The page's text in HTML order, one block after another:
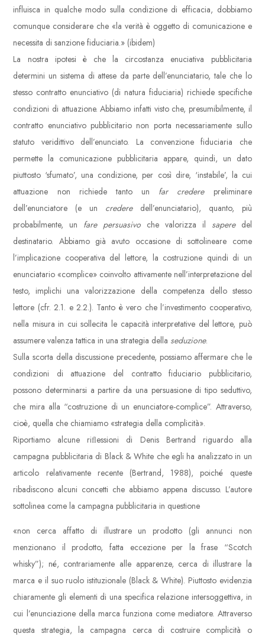
influisca in qualche modo sulla condizione di efficacia, dobbiamo
comunque considerare che «la verità è oggetto di comunicazione e
necessita di sanzione fiduciaria.» (ibidem)
La nostra ipotesi è che la circostanza enuciativa pubblicitaria
determini un sistema di attese da parte dell’enunciatario, tale che lo
stesso contratto enunciativo (di natura fiduciaria) richiede specifiche
condizioni di attuazione. Abbiamo infatti visto che, presumibilmente, il
contratto enunciativo pubblicitario non porta necessariamente sullo
statuto veridittivo dell’enunciato. La convenzione fiduciaria che
permette la comunicazione pubblicitaria appare, quindi, un dato
piuttosto ‘sfumato’, una condizione, per così dire, ‘instabile’, la cui
attuazione non richiede tanto un far crederepreliminare
dell’enunciatore (e un crederedell’enunciatario), quanto, più
probabilmente, un fare persuasivo che valorizza il saperedel
destinatario. Abbiamo già avuto occasione di sottolineare come
l’implicazione cooperativa del lettore, la costruzione quindi di un
enunciatario «complice» coinvolto attivamente nell’interpretazione del
testo, implichi una valorizzazione della competenza dello stesso
lettore (cfr. 2.1. e 2.2.). Tanto è vero che l’investimento cooperativo,
nella misura in cui sollecita le capacità interpretative del lettore, può
assumere valenza tattica in una strategia della seduzione.
Sulla scorta della discussione precedente, possiamo affermare che le
condizioni di attuazione del contratto fiduciario pubblicitario,
possono determinarsi a partire da una persuasione di tipo seduttivo,
che mira alla “costruzione di un enunciatore-complice”. Attraverso,
cioè, quella che chiamiamo «strategia della complicità».
Riportiamo alcune riﬂessioni di Denis Bertrand riguardo alla
campagna pubblicitaria di Black & White che egli ha analizzato in un
articolo relativamente recente (Bertrand, 1988), poiché queste
ribadiscono alcuni concetti che abbiamo appena discusso. L’autore
sottolinea come la campagna pubblicitaria in questione
«non cerca affatto di illustrare un prodotto (gli annunci non
menzionano il prodotto, fatta eccezione per la frase “Scotch
whisky”); né, contrariamente alle apparenze, cerca di illustrare la
marca e il suo ruolo istituzionale (Black & White). Piuttosto evidenzia
chiaramente gli elementi di una specifica relazione intersoggettiva, in
cui l’enunciazione della marca funziona come mediatore. Attraverso
questa strategia, la campagna cerca di costruire complicità o